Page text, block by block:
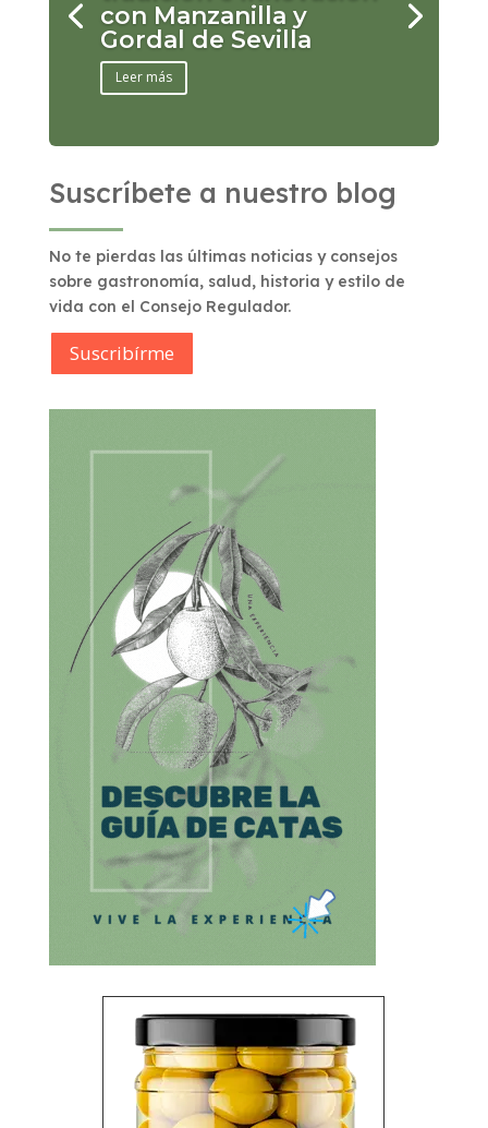
con Manzanilla y
Gordal de Sevilla
Leer más
Suscríbete a nuestro blog
No te pierdas las últimas noticias y consejos
sobre gastronomía, salud, historia y estilo de
vida con el Consejo Regulador.
Suscribírme